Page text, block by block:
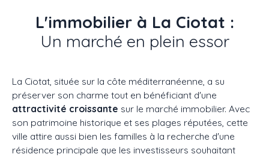
L'immobilier à La Ciotat :
Un marché en plein essor
La Ciotat, située sur la côte méditerranéenne, a su
préserver son charme tout en bénéficiant d'une
attractivité croissante sur le marché immobilier. Avec
son patrimoine historique et ses plages réputées, cette
ville attire aussi bien les familles à la recherche d'une
résidence principale que les investisseurs souhaitant